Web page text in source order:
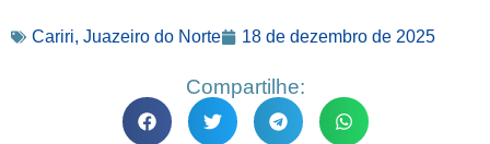
Cariri, Juazeiro do Norte 18 de dezembro de 2025
Compartilhe: